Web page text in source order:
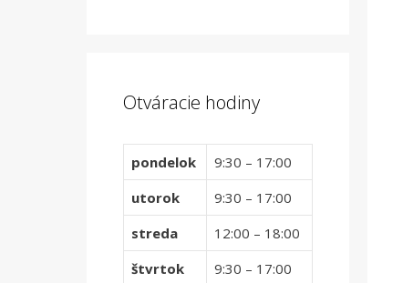
Otváracie hodiny
pondelok
9:30 – 17:00
utorok
9:30 – 17:00
streda
12:00 – 18:00
štvrtok
9:30 – 17:00